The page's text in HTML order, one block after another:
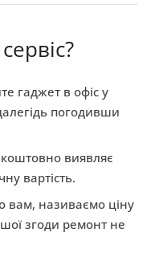
гаджет в офіс у
погодивши
виявляє
вартість.
вам, називаємо ціну
згоди ремонт не